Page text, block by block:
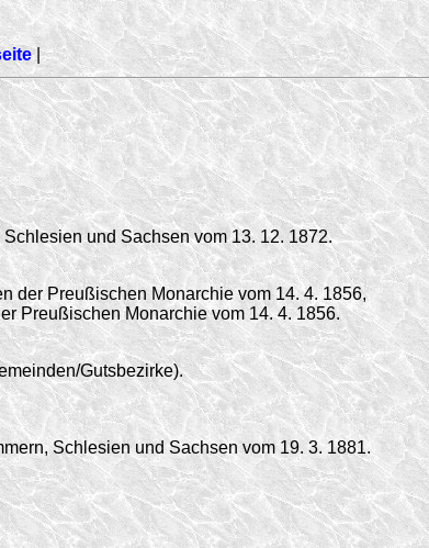
|
und Sachsen vom13. 12. 1872.
der Preußischen Monarchie vom 14. 4. 1856,
Preußischen Monarchie vom 14. 4. 1856.
Gutsbezirke).
Schlesien und Sachsen vom19. 3. 1881.